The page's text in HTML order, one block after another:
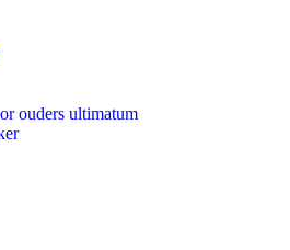
ouders ultimatum